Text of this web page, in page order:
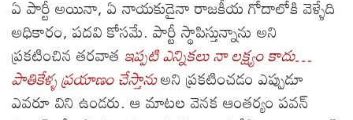
ఏ పార్టీ అయినా, ఏ నాయకుడైనా రాజకీయ గోదాలోకి వెళ్ళేది
అధికారం, పదవి కోసమే. పార్టీ స్థాపిస్తున్నాను అని
ప్రకటించిన తరవాత ఇప్పటి ఎన్నికలు నా లక్ష్యం కాదు…
పాతికేళ్ళ ప్రయాణం చేస్తానుఅని ప్రకటించడం ఎప్పుడూ
ఎవరూ విని ఉండరు. ఆ మాటల వెనక ఆంతర్యం పవన్